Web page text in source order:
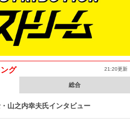
グ 21:20更新
総合
山之内幸夫氏インタビュー